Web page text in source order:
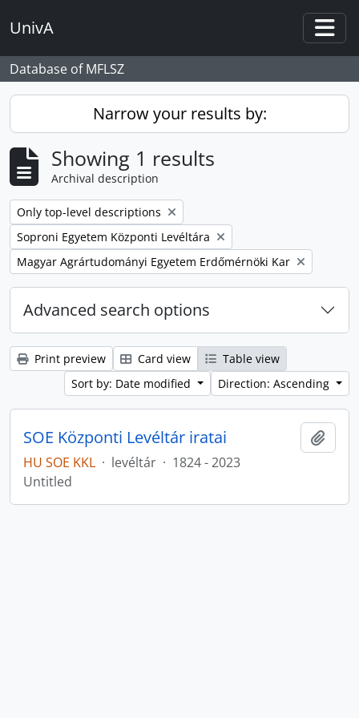
UnivA
Database of MFLSZ
Narrow your results by:
Showing 1 results
Archival description
Remove filter:
Only top-level descriptions
Remove filter:
Soproni Egyetem Központi Levéltára
Remove filter:
Magyar Agrártudományi Egyetem Erdőmérnöki Kar
Advanced search options
Print preview Card view
Table view
Sort by: Date modified
Direction: Ascending
SOE Központi Levéltár iratai
HU SOE KKL · levéltár · 1824 - 2023
Untitled